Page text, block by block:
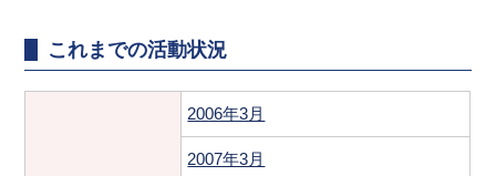
これまでの活動状況
2006年3月
2007年3月